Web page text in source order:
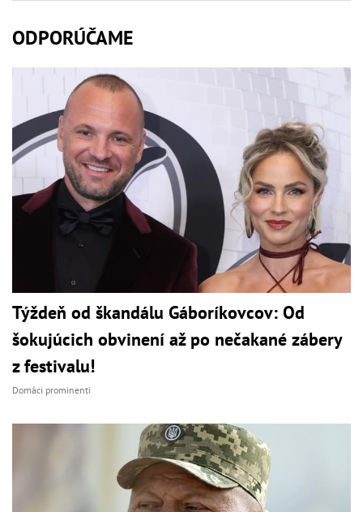
ODPORÚČAME
Týždeň od škandálu Gáboríkovcov: Od
šokujúcich obvinení až po nečakané zábery
z festivalu!
Domáci prominenti